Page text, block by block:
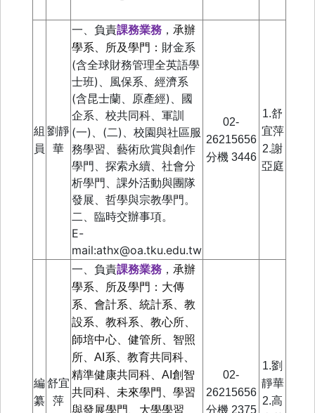
組
員
劉靜
華
一、負責課務業務 ， 承辦
學系、所及學門： 財金系
(含全球財務管理全英語學
士班) 、風保系、經濟系
(含昆士蘭、原產經) 、國
企系、校共同科、軍訓
(一) (二) 、校園與社區服
務學習、藝術欣賞與創作
學門、探索永續、社會分
析學門、課外活動與團隊
發展、哲學與宗教學門。
二、臨時交辦事項。
E-
mail:athx@oa.tku.edu.tw
02-
26215656
分機 3446
1.舒
宜萍
2.謝
亞庭
編
纂
舒宜
萍
一、負責課務業務 ， 承辦
學系、所及學門： 大傳
系、 會計系、統計系、教
設系、教科系、教心所、
師培中心、健管所、智照
所、AI系、教育共同科、
精準健康共同科、AI創智
共同科、未來學門、學習
與發展學門、 大學學習
02-
26215656
分機 2375
1.劉
靜華
2.高